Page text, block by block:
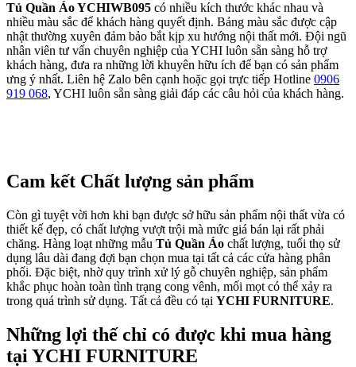
Tủ Quần Áo YCHIWB095 có nhiều kích thước khác nhau và
nhiều màu sắc để khách hàng quyết định. Bảng màu sắc được cập
nhật thường xuyên đảm bảo bắt kịp xu hướng nội thất mới. Đội ngũ
nhân viên tư vấn chuyên nghiệp của YCHI luôn sẵn sàng hỗ trợ
khách hàng, đưa ra những lời khuyên hữu ích để bạn có sản phẩm
ưng ý nhất. Liên hệ Zalo bên cạnh hoặc gọi trực tiếp Hotline 0906
919 068, YCHI luôn sẵn sàng giải đáp các câu hỏi của khách hàng.
Cam kết Chất lượng sản phẩm
Còn gì tuyệt vời hơn khi bạn được sở hữu sản phẩm nội thất vừa có
thiết kế đẹp, có chất lượng vượt trội mà mức giá bán lại rất phải
chăng. Hàng loạt những mẫu Tủ Quần Áo chất lượng, tuổi thọ sử
dụng lâu dài đang đợi bạn chọn mua tại tất cả các cửa hàng phân
phối. Đặc biệt, nhờ quy trình xử lý gỗ chuyên nghiệp, sản phẩm
khắc phục hoàn toàn tình trạng cong vênh, mối mọt có thể xảy ra
trong quá trình sử dụng. Tất cả đều có tại YCHI FURNITURE.
Những lợi thế chỉ có được khi mua hàng
tại YCHI FURNITURE